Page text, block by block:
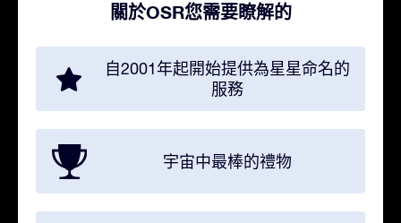
關於OSR您需要瞭解的
自2001年起開始提供為星星命名的
服務
宇宙中最棒的禮物